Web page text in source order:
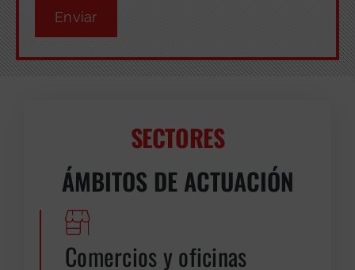
Enviar
SECTORES
ÁMBITOS DE ACTUACIÓN
Comercios y oficinas